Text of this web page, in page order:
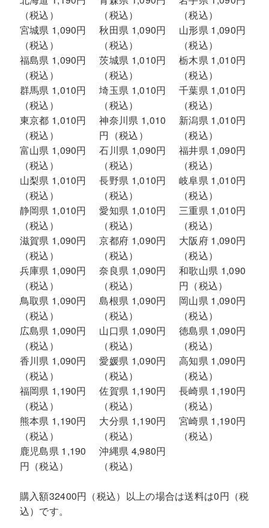
（税込）
（税込）
（税込）
宮城県 1,090円
（税込）
秋田県 1,090円
（税込）
山形県 1,090円
（税込）
福島県 1,090円
（税込）
茨城県 1,010円
（税込）
栃木県 1,010円
（税込）
群馬県 1,010円
（税込）
埼玉県 1,010円
（税込）
千葉県 1,010円
（税込）
東京都 1,010円
（税込）
神奈川県 1,010
円（税込）
新潟県 1,010円
（税込）
富山県 1,090円
（税込）
石川県 1,090円
（税込）
福井県 1,090円
（税込）
山梨県 1,010円
（税込）
長野県 1,010円
（税込）
岐阜県 1,010円
（税込）
静岡県 1,010円
（税込）
愛知県 1,010円
（税込）
三重県 1,010円
（税込）
滋賀県 1,090円
（税込）
京都府 1,090円
（税込）
大阪府 1,090円
（税込）
兵庫県 1,090円
（税込）
奈良県 1,090円
（税込）
和歌山県 1,090
円（税込）
鳥取県 1,090円
（税込）
島根県 1,090円
（税込）
岡山県 1,090円
（税込）
広島県 1,090円
（税込）
山口県 1,090円
（税込）
徳島県 1,090円
（税込）
香川県 1,090円
（税込）
愛媛県 1,090円
（税込）
高知県 1,090円
（税込）
福岡県 1,190円
（税込）
佐賀県 1,190円
（税込）
長崎県 1,190円
（税込）
熊本県 1,190円
（税込）
大分県 1,190円
（税込）
宮崎県 1,190円
（税込）
鹿児島県 1,190
円（税込）
沖縄県 4,980円
（税込）
購入額32400円（税込）以上の場合は送料は0円（税
込）です。